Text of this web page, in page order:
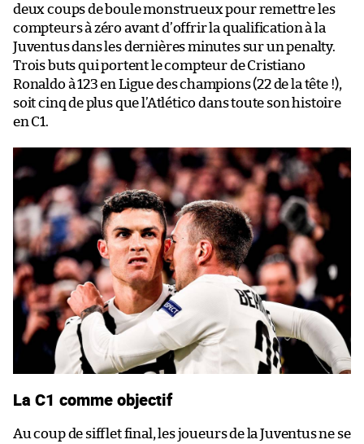
deux coups de boule monstrueux pour remettre les
compteurs à zéro avant d’offrir la qualification à la
Juventus dans les dernières minutes sur un penalty.
Trois buts qui portent le compteur de Cristiano
Ronaldo à 123 en Ligue des champions (22 de la tête !),
soit cinq de plus que l’Atlético dans toute son histoire
en C1.
La C1 comme objectif
Au coup de sifflet final, les joueurs de la Juventus ne se